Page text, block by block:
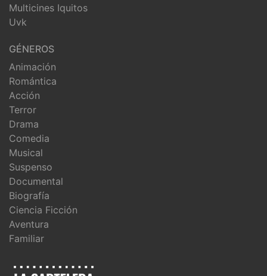
Multicines Iquitos
Uvk
GÉNEROS
Animación
Romántica
Acción
Terror
Drama
Comedia
Musical
Suspenso
Documental
Biografía
Ciencia Ficción
Aventura
Familiar